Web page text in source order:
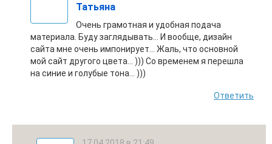
Татьяна
Очень грамотная и удобная подача
материала. Буду заглядывать… И вообще, дизайн
сайта мне очень импонирует… Жаль, что основной
мой сайт другого цвета… ))) Со временем я перешла
на синие и голубые тона… )))
Ответить